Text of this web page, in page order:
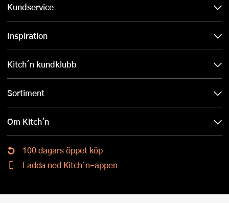
Kundservice
Inspiration
Kitch´n kundklubb
Sortiment
Om Kitch'n
100 dagars öppet köp
Ladda ned Kitch´n-appen